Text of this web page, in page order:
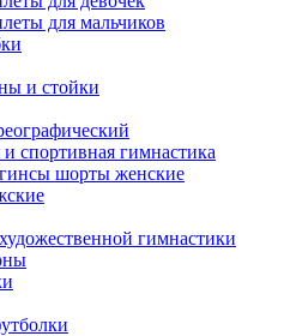
для мальчиков
и стойки
спортивная гимнастика
шорты женские
гимнастики